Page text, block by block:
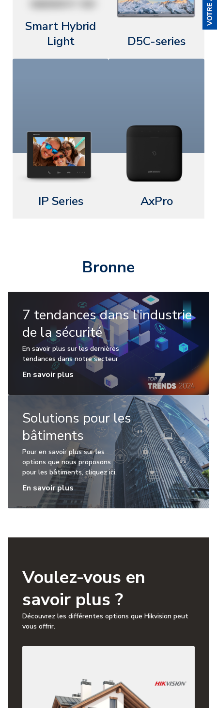
Smart Hybrid
Light
D5C-series
IP Series AxPro
Bronne
7 tendances dans l'industrie
de la sécurité
En savoir plus sur les dernières
tendances dans notre secteur
En savoir plus
Solutions pour les
bâtiments
Pour en savoir plus sur les
options que nous proposons
pour les bâtiments, cliquez ici.
En savoir plus
Voulez-vous en
savoir plus ?
Découvrez les différentes options que Hikvision peut
vous offrir.